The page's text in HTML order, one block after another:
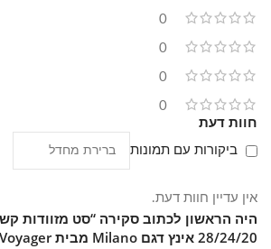
0
0
0
0
חוות דעת
ביקורות עם תמונות
אין עדיין חוות דעת.
28/24/20 אינץ דגם Milano מבית Swiss Voyager בצבע מנטה”